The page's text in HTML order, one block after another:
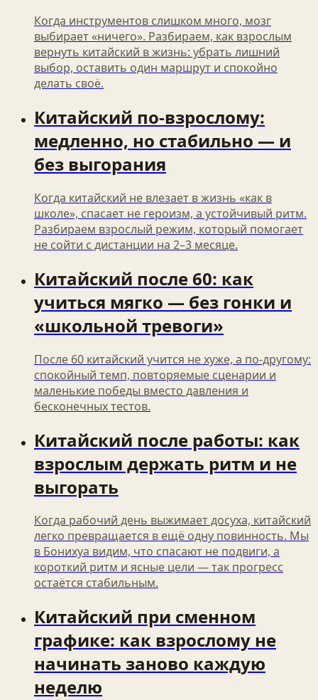
Когда инструментов слишком много, мозг
выбирает «ничего». Разбираем, как взрослым
вернуть китайский в жизнь: убрать лишний
выбор, оставить один маршрут и спокойно
делать своё.
Китайский по-взрослому:
медленно, но стабильно — и
без выгорания
Когда китайский не влезает в жизнь «как в
школе», спасает не героизм, а устойчивый ритм.
Разбираем взрослый режим, который помогает
не сойти с дистанции на 2–3 месяце.
Китайский после 60: как
учиться мягко — без гонки и
«школьной тревоги»
После 60 китайский учится не хуже, а по‑другому:
спокойный темп, повторяемые сценарии и
маленькие победы вместо давления и
бесконечных тестов.
Китайский после работы: как
взрослым держать ритм и не
выгорать
Когда рабочий день выжимает досуха, китайский
легко превращается в ещё одну повинность. Мы
в Бонихуа видим, что спасают не подвиги, а
короткий ритм и ясные цели — так прогресс
остаётся стабильным.
Китайский при сменном
графике: как взрослому не
начинать заново каждую
неделю